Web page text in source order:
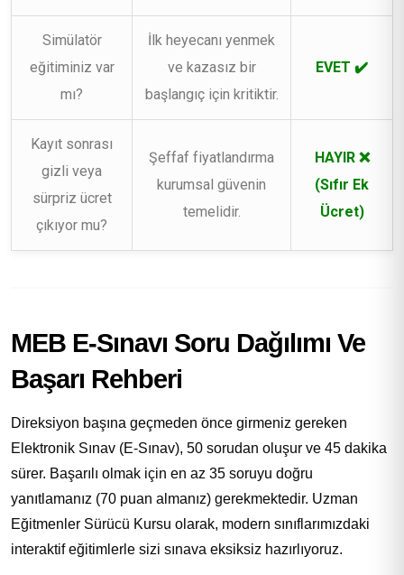
Simülatör
eğitiminiz var
mı?
İlk heyecanı yenmek
ve kazasız bir
başlangıç için kritiktir.
EVET ✔️
Kayıt sonrası
gizli veya
sürpriz ücret
çıkıyor mu?
Şeffaf fiyatlandırma
kurumsal güvenin
temelidir.
HAYIR ❌
(Sıfır Ek
Ücret)
MEB E-Sınavı Soru Dağılımı Ve
Başarı Rehberi
Direksiyon başına geçmeden önce girmeniz gereken
Elektronik Sınav (E-Sınav), 50 sorudan oluşur ve 45 dakika
sürer. Başarılı olmak için en az 35 soruyu doğru
yanıtlamanız (70 puan almanız) gerekmektedir. Uzman
Eğitmenler Sürücü Kursu olarak, modern sınıflarımızdaki
interaktif eğitimlerle sizi sınava eksiksiz hazırlıyoruz.